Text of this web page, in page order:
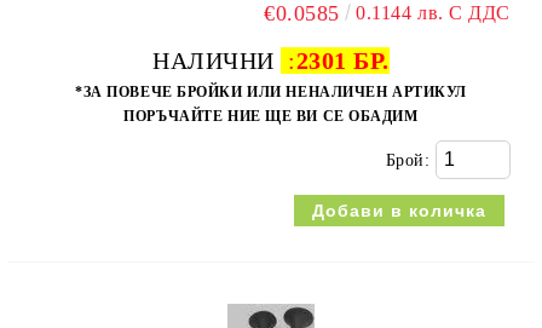
€0.0585 0.1144 лв. С ДДС
НАЛИЧНИ :2301 БР.
*ЗА ПОВЕЧЕ БРОЙКИ ИЛИ НЕНАЛИЧЕН АРТИКУЛ
ПОРЪЧАЙТЕ НИЕ ЩЕ ВИ СЕ ОБАДИМ
Брой: